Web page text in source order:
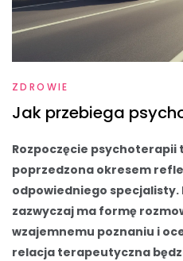
ZDROWIE
Jak przebiega
Rozpoczęcie psychoterapii
poprzedzona okresem
odpowiedniego specjalisty.
zazwyczaj ma formę
wzajemnemu poznaniu i
relacja terapeutyczna